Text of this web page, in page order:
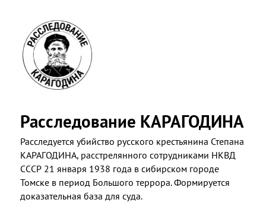
content
Расследование КАРАГОДИНА
Расследуется убийство русского крестьянина Степана
КАРАГОДИНА, расстрелянного сотрудниками НКВД
СССР 21 января 1938 года в сибирском городе
Томске в период Большого террора. Формируется
доказательная база для суда.